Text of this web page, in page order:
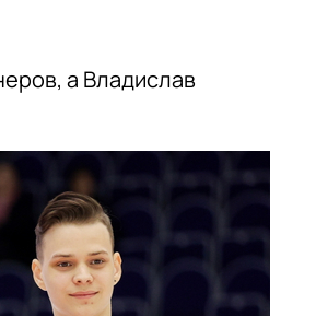
а Владислав